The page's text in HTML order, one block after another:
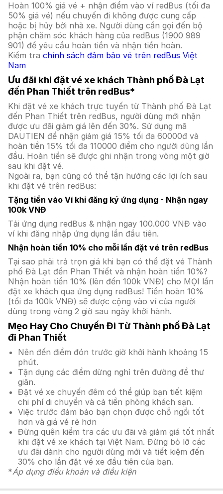
Hoàn 100% giá vé + nhận điểm vào ví redBus (tối đa
50% giá vé) nếu chuyến đi không được cung cấp
hoặc bị hủy bởi nhà xe. Người dùng cần gọi đến bộ
phận chăm sóc khách hàng của redBus (1900 989
901) để yêu cầu hoàn tiền và nhận tiền hoàn.
Kiểm tra chính sách đảm bảo vé trên redBus Việt
Nam
Ưu đãi khi đặt vé xe khách Thành phố Đà Lạt
đến Phan Thiết trên redBus*
Khi đặt vé xe khách trực tuyến từ Thành phố Đà Lạt
đến Phan Thiết trên redBus, người dùng mới nhận
được ưu đãi giảm giá lên đến 30%. Sử dụng mã
DAUTIEN để nhận giảm giá 15% tối đa 60000đ và
hoàn tiền 15% tối đa 110000 điểm cho người dùng lần
đầu. Hoàn tiền sẽ được ghi nhận trong vòng một giờ
sau khi đặt vé.
Ngoài ra, bạn cũng có thể tận hưởng các lợi ích sau
khi đặt vé trên redBus:
Tặng tiền vào Ví khi đăng ký ứng dụng - Nhận ngay
100k VNĐ
Tải ứng dụng redBus & nhận ngay 100.000 VNĐ vào
ví khi đăng nhập ứng dụng lần đầu tiên.
Nhận hoàn tiền 10% cho mỗi lần đặt vé trên redBus
Tại sao phải trả trọn giá khi bạn có thể đặt vé Thành
phố Đà Lạt đến Phan Thiết và nhận hoàn tiền 10%?
Nhận hoàn tiền 10% (lên đến 100k VNĐ) cho MỌI lần
đặt xe khách qua ứng dụng redBus! Tiền hoàn 10%
(tối đa 100k VNĐ) sẽ được cộng vào ví của người
dùng trong vòng 2 giờ sau ngày khởi hành.
Mẹo Hay Cho Chuyến Đi Từ Thành phố Đà Lạt
đi Phan Thiết
Nên đến điểm đón trước giờ khởi hành khoảng 15
phút.
Tận dụng các điểm dừng nghỉ trên đường để thư
giãn.
Đặt vé xe chuyến đêm có thể giúp bạn tiết kiệm
chi phí di chuyển và cả tiền phòng khách sạn.
Việc trước đảm bảo bạn chọn được chỗ ngồi tốt
hơn và giá vé rẻ hơn
Đừng quên kiểm tra các ưu đãi và giảm giá tốt nhất
khi đặt vé xe khách tại Việt Nam. Đừng bỏ lỡ các
ưu đãi dành cho người dùng mới và tiết kiệm đến
30% cho lần đặt vé xe đầu tiên của bạn.
*Áp dụng điều khoản và điều kiện